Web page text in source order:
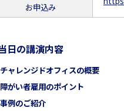
お申込み
日の講演内容
チャレンジドオフィスの概要
障がい者雇用のポイント
事例のご紹介